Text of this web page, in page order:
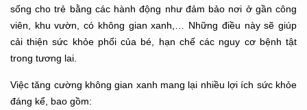
sống cho trẻ bằng các hành động như đảm bảo nơi ở gần công
viên, khu vườn, có không gian xanh,… Những điều này sẽ giúp
cải thiện sức khỏe phổi của bé, hạn chế các nguy cơ bệnh tật
trong tương lai.
Việc tăng cường không gian xanh mang lại nhiều lợi ích sức khỏe
đáng kể, bao gồm: